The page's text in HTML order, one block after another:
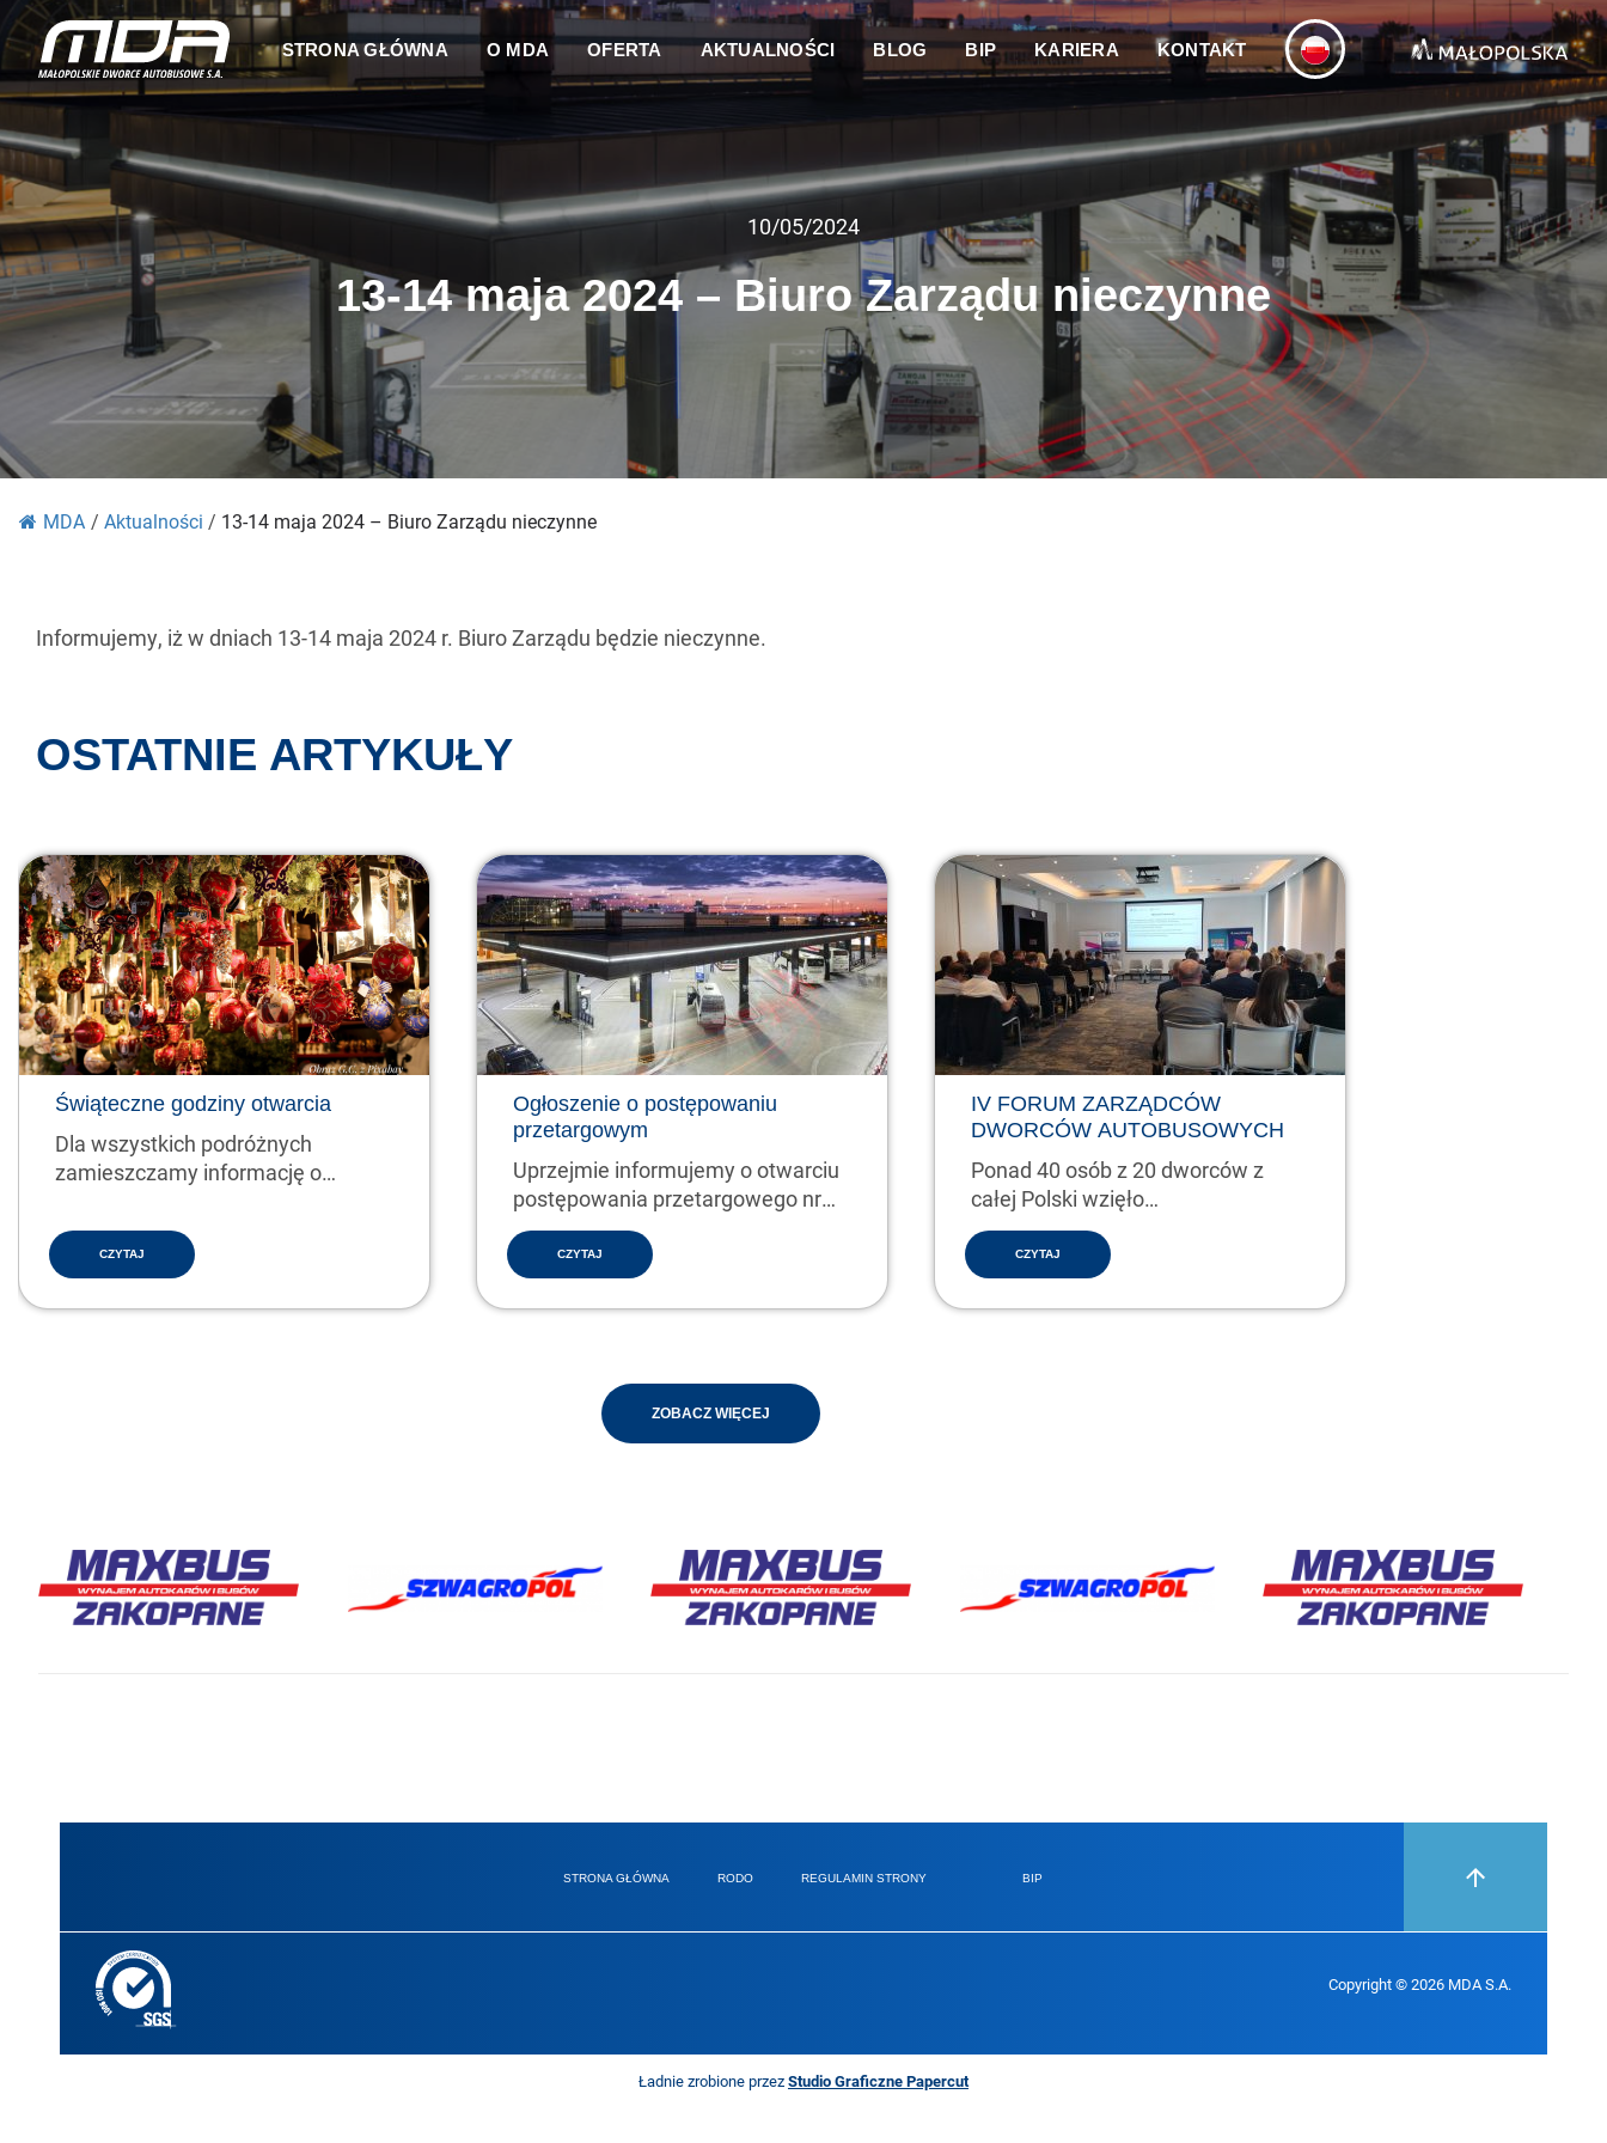
STRONA GŁÓWNA O MDA OFERTA AKTUALNOŚCI BLOG BIP KARIERA KONTAKT
10/05/2024
13-14 maja 2024 – Biuro Zarządu nieczynne
MDA / Aktualności / 13-14 maja 2024 – Biuro Zarządu nieczynne
Informujemy, iż w dniach 13-14 maja 2024 r. Biuro Zarządu będzie nieczynne.
OSTATNIE ARTYKUŁY
Świąteczne godziny otwarcia
Dla wszystkich podróżnych
zamieszczamy informację o
kas…
CZYTAJ
Ogłoszenie o postępowaniu
przetargowym
Uprzejmie informujemy o otwarciu
postępowania przetargowego nr
2/2025 w następującym…
CZYTAJ
IV FORUM ZARZĄDCÓW
DWORCÓW AUTOBUSOWYCH
Ponad 40 osób z 20 dworców z
całej Polski wzięło…
CZYTAJ
ZOBACZ WIĘCEJ
STRONA GŁÓWNA RODO REGULAMIN STRONY BIP
Copyright © 2026 MDA S.A.
Ładnie zrobione przezStudio Graficzne Papercut